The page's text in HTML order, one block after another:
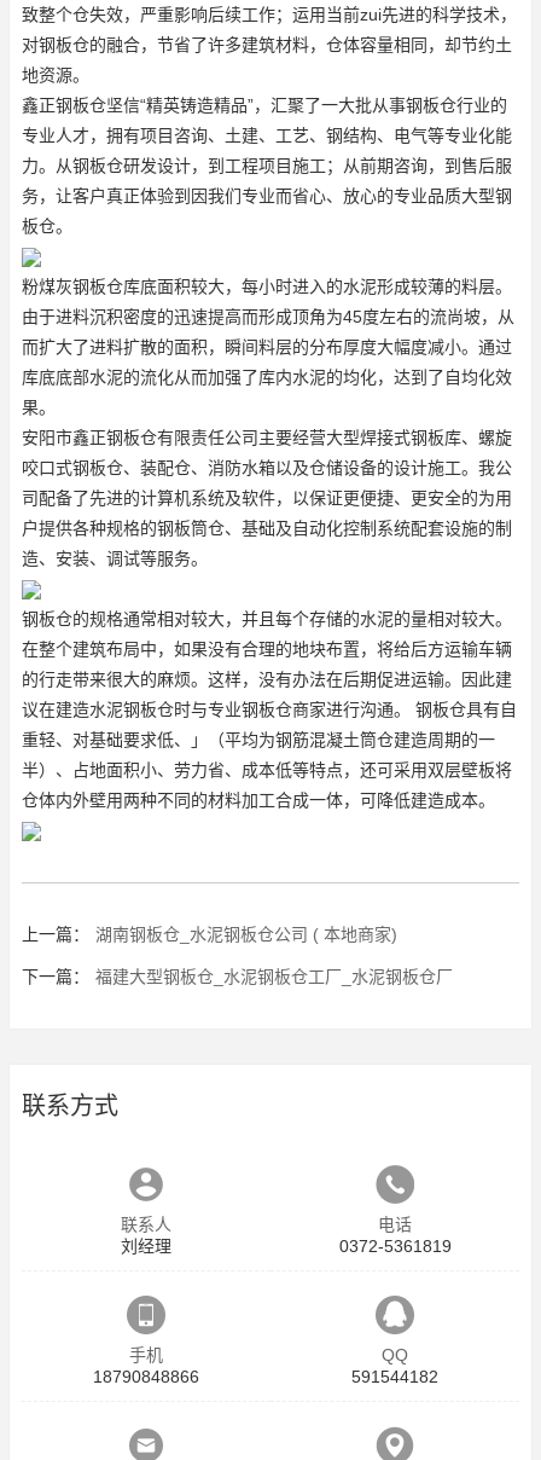
致整个仓失效，严重影响后续工作；运用当前zui先进的科学技术，
对钢板仓的融合，节省了许多建筑材料，仓体容量相同，却节约土
地资源。
鑫正钢板仓坚信“精英铸造精品”，汇聚了一大批从事钢板仓行业的
专业人才，拥有项目咨询、土建、工艺、钢结构、电气等专业化能
力。从钢板仓研发设计，到工程项目施工；从前期咨询，到售后服
务，让客户真正体验到因我们专业而省心、放心的专业品质大型钢
板仓。
粉煤灰钢板仓库底面积较大，每小时进入的水泥形成较薄的料层。
由于进料沉积密度的迅速提高而形成顶角为45度左右的流尚坡，从
而扩大了进料扩散的面积，瞬间料层的分布厚度大幅度减小。通过
库底底部水泥的流化从而加强了库内水泥的均化，达到了自均化效
果。
安阳市鑫正钢板仓有限责任公司主要经营大型焊接式钢板库、螺旋
咬口式钢板仓、装配仓、消防水箱以及仓储设备的设计施工。我公
司配备了先进的计算机系统及软件，以保证更便捷、更安全的为用
户提供各种规格的钢板筒仓、基础及自动化控制系统配套设施的制
造、安装、调试等服务。
钢板仓的规格通常相对较大，并且每个存储的水泥的量相对较大。
在整个建筑布局中，如果没有合理的地块布置，将给后方运输车辆
的行走带来很大的麻烦。这样，没有办法在后期促进运输。因此建
议在建造水泥钢板仓时与专业钢板仓商家进行沟通。 钢板仓具有自
重轻、对基础要求低、」（平均为钢筋混凝土筒仓建造周期的一
半）、占地面积小、劳力省、成本低等特点，还可采用双层壁板将
仓体内外壁用两种不同的材料加工合成一体，可降低建造成本。
上一篇： 湖南钢板仓_水泥钢板仓公司 ( 本地商家)
下一篇： 福建大型钢板仓_水泥钢板仓工厂_水泥钢板仓厂
联系方式
联系人
刘经理
电话
0372-5361819
手机
18790848866
QQ
591544182